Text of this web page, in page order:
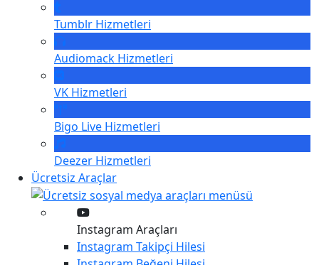
Tumblr Hizmetleri
Audiomack Hizmetleri
VK Hizmetleri
Bigo Live Hizmetleri
Deezer Hizmetleri
Ücretsiz Araçlar
Instagram Araçları
Instagram Takipçi Hilesi